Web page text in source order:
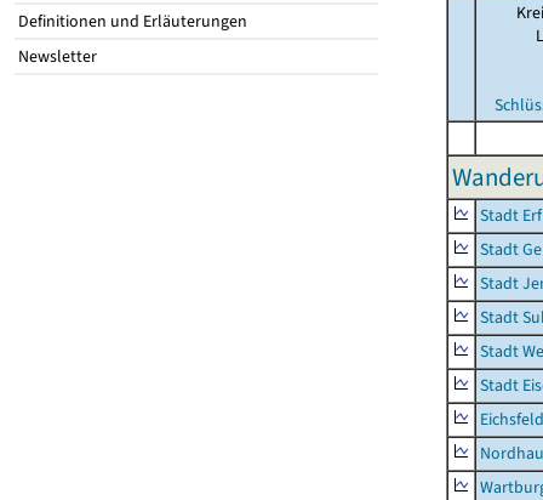
Definitionen und Erläuterungen
Newsletter
Stadt
Stadt
Stadt
Stadt
Stadt
Stadt
Eichsfeld